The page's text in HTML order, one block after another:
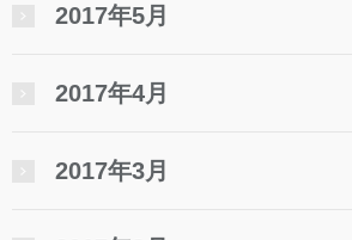
2017年5月
2017年4月
2017年3月